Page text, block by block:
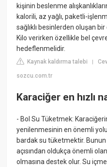
kişinin beslenme
kalorili, az yağlı, paketli-
sağlıklı besinlerden oluşan
Kilo verirken özellikle bel
hedeflenmelidir.
Kaynak kaldırma talebi |
sozcu.com.tr
Karaciğer en hızlı
- Bol Su Tüketmek:
yenilenmesinin en önemli
bardak su tüketmektir. Bunun
açısından oldukça önemli
olmasına destek olur. Su